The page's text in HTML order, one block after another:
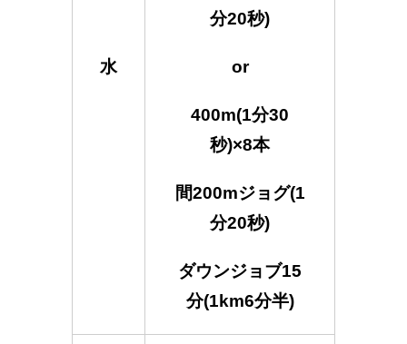
水
分20秒)
or
400m(1分30
秒)×8本
間200mジョグ(1
分20秒)
ダウンジョブ15
分(1km6分半)